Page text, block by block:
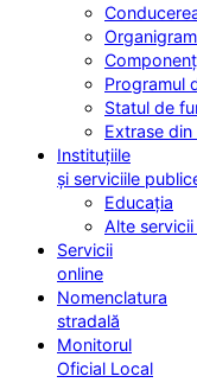
Programul
Statul de
Extrase
Instituțiile
și serviciile
Educația
Alte
Servicii
online
Nomenclatura
stradală
Monitorul
Oficial Local